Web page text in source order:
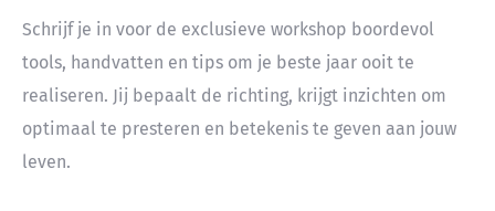
Schrijf je in voor de exclusieve workshop boordevol
tools, handvatten en tips om je beste jaar ooit te
realiseren. Jij bepaalt de richting, krijgt inzichten om
optimaal te presteren en betekenis te geven aan jouw
leven.